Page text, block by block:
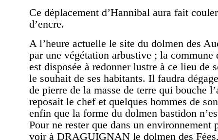
Ce déplacement d’Hannibal aura fait
d’encre.
A l’heure actuelle le site du dolmen des
par une végétation arbustive ; la commune
est disposée à redonner lustre à ce lieu de
le souhait de ses habitants. Il faudra
de pierre de la masse de terre qui bouche
reposait le chef et quelques hommes de
enfin que la forme du dolmen bastidon
Pour ne rester que dans un environnement
voir à DRAGUIGNAN le dolmen des